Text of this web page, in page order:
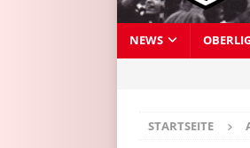
NEWS
STARTSEITE